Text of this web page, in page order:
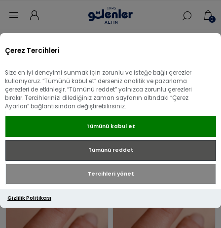
Çerez Tercihleri
Size en iyi deneyimi sunmak için zorunlu ve isteğe bağlı çerezler
kullanıyoruz. “Tümünü kabul et” derseniz analitik ve pazarlama
çerezleri de etkinleşir. “Tümünü reddet” yalnızca zorunlu çerezleri
bırakır. Tercihlerinizi dilediğiniz zaman sayfanın altındaki “Çerez
Ayarları” bağlantısından değiştirebilirsiniz.
Tümünü kabul et
Tümünü reddet
Tercihleri yönet
Gizlilik Politikası
0
Yüzük
14 Ayar
22 Ayar